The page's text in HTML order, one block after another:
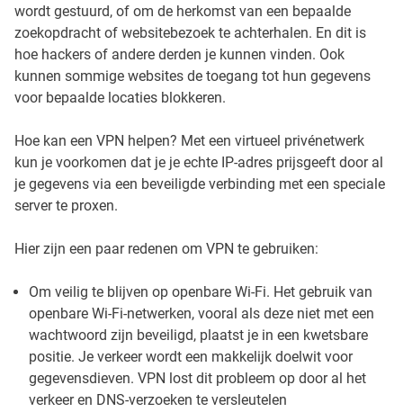
wordt gestuurd, of om de herkomst van een bepaalde
zoekopdracht of websitebezoek te achterhalen. En dit is
hoe hackers of andere derden je kunnen vinden. Ook
kunnen sommige websites de toegang tot hun gegevens
voor bepaalde locaties blokkeren.
Hoe kan een VPN helpen? Met een virtueel privénetwerk
kun je voorkomen dat je je echte IP-adres prijsgeeft door al
je gegevens via een beveiligde verbinding met een speciale
server te proxen.
Hier zijn een paar redenen om VPN te gebruiken:
Om veilig te blijven op openbare Wi-Fi. Het gebruik van
openbare Wi-Fi-netwerken, vooral als deze niet met een
wachtwoord zijn beveiligd, plaatst je in een kwetsbare
positie. Je verkeer wordt een makkelijk doelwit voor
gegevensdieven. VPN lost dit probleem op door al het
verkeer en DNS-verzoeken te versleutelen